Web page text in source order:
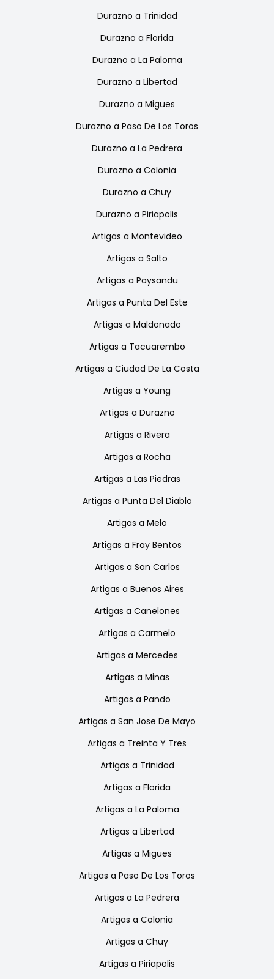
Durazno a Trinidad
Durazno a Florida
Durazno a La Paloma
Durazno a Libertad
Durazno a Migues
Durazno a Paso De Los Toros
Durazno a La Pedrera
Durazno a Colonia
Durazno a Chuy
Durazno a Piriapolis
Artigas a Montevideo
Artigas a Salto
Artigas a Paysandu
Artigas a Punta Del Este
Artigas a Maldonado
Artigas a Tacuarembo
Artigas a Ciudad De La Costa
Artigas a Young
Artigas a Durazno
Artigas a Rivera
Artigas a Rocha
Artigas a Las Piedras
Artigas a Punta Del Diablo
Artigas a Melo
Artigas a Fray Bentos
Artigas a San Carlos
Artigas a Buenos Aires
Artigas a Canelones
Artigas a Carmelo
Artigas a Mercedes
Artigas a Minas
Artigas a Pando
Artigas a San Jose De Mayo
Artigas a Treinta Y Tres
Artigas a Trinidad
Artigas a Florida
Artigas a La Paloma
Artigas a Libertad
Artigas a Migues
Artigas a Paso De Los Toros
Artigas a La Pedrera
Artigas a Colonia
Artigas a Chuy
Artigas a Piriapolis